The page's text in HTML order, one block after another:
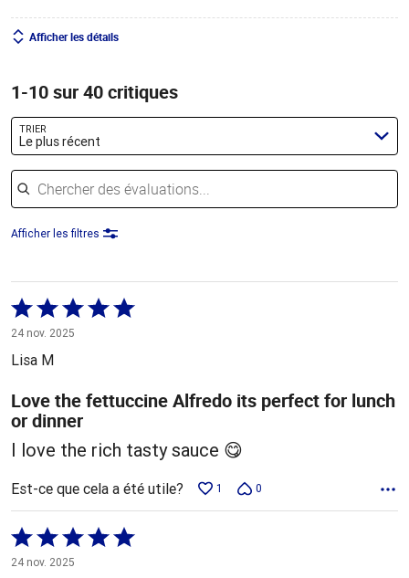
Afficher les détails
1-10 sur 40 critiques
TRIER
Le plus récent
Chercher des évaluations
Afficher les filtres
Coté
5 sur
5
24 nov. 2025
Lisa M
Love the fettuccine Alfredo its perfect for lunch
or dinner
I love the rich tasty sauce 😋
Est-ce que cela a été utile? 1 0
Coté
5 sur
24 nov. 2025